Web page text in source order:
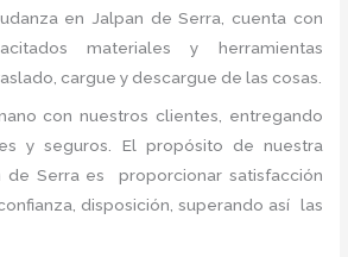
en Jalpan de Serra, cuenta con
materiales y herramientas
cargue y descargue de las cosas.
con nuestros clientes, entregando
y seguros. El propósito de nuestra
de Serraes proporcionar satisfacción
disposición, superando así las